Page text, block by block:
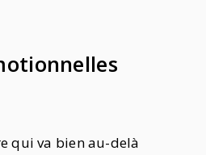
qui va bien au-delà